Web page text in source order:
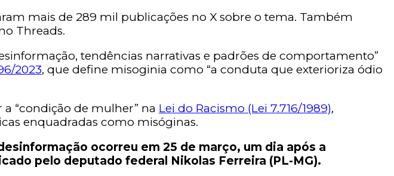
mais de 289 mil publicações no X sobre o tema. Também
Threads.
tendências narrativas e padrões de comportamento”
2023, que define misoginia como “a conduta que exterioriza ódio
a “condição de mulher” na Lei do Racismo (Lei 7.716/1989),
enquadradas como misóginas.
ocorreu em 25 de março, um dia após a
pelo deputado federal Nikolas Ferreira (PL-MG).